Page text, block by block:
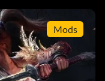
Mods